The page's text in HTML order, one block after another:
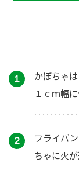
１ かぼちゃ
１ｃｍ幅
２
フライパ
ちゃに火